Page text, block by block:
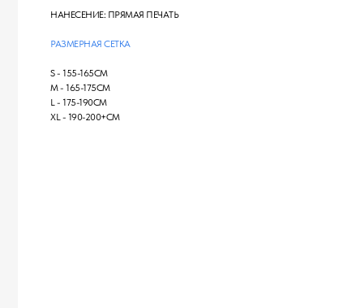
НАНЕСЕНИЕ: ПРЯМАЯ ПЕЧАТЬ
РАЗМЕРНАЯ СЕТКА
S - 155-165СМ
М - 165-175СМ
L - 175-190СМ
XL - 190-200+СМ